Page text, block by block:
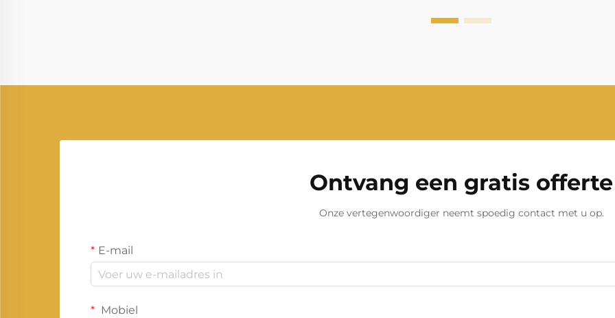
Ontvang een gratis offerte
Onze vertegenwoordiger neemt spoedig contact met u op.
E-mail
Mobiel